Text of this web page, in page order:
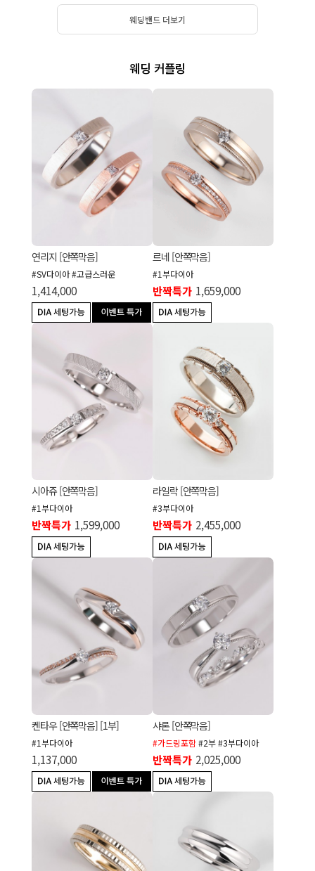
웨딩밴드 더보기
웨딩 커플링
연리지 [안쪽막음]
#SV다이아 #고급스러운
1,414,000
르네 [안쪽막음]
#1부다이아
반짝특가 1,659,000
시아쥬 [안쪽막음]
#1부다이아
반짝특가 1,599,000
라일락 [안쪽막음]
#3부다이아
반짝특가 2,455,000
켄타우 [안쪽막음] [1부]
#1부다이아
1,137,000
샤론 [안쪽막음]
#가드링포함#2부 #3부다이아
반짝특가 2,025,000